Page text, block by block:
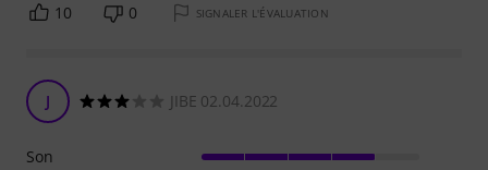
10 0 SIGNALER L'ÉVALUATION
J JIBE 02.04.2022
Son